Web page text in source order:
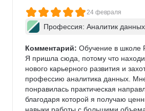
За время обучения освоил SQL,
визуализации данных и системный
решению задач. Уже на этапе
структурированным: не просто
разбирать проблему по шагам и
выводы.
Обучение заняло около 9 месяцев.
прошёл порядка 12
оффера на позицию аналитика
24 февраля
Профессия: Аналитик
Комментарий: Обучение в школе
Я пришла сюда, потому что
нового карьерного развития и
профессию аналитика данных.
понравилась практическая
благодаря которой я получаю